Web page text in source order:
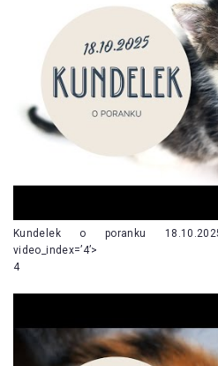
Kundelek o poranku
video_index=’4’>
4